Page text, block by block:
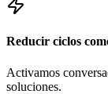
Reducir ciclos
Activamos
soluciones.